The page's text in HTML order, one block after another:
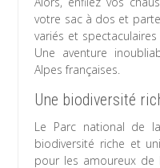
votre sac à dos et
variés et
Une aventure
Alpes françaises.
Une biodiversité
Le Parc national de
biodiversité riche et
pour les amoureux